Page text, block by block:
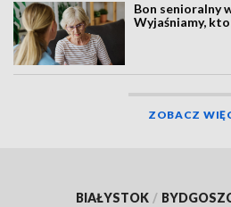
Bon senioralny
Wyjaśniamy,
ZOBACZ
BIAŁYSTOK /